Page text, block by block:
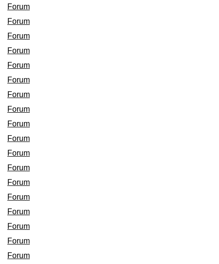
Forum
Forum
Forum
Forum
Forum
Forum
Forum
Forum
Forum
Forum
Forum
Forum
Forum
Forum
Forum
Forum
Forum
Forum